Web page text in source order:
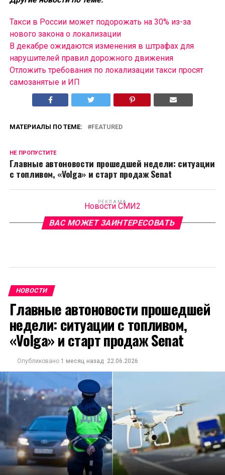
Такси в России может подорожать на 30% из-за
нового закона о локализации
В декабре ожидаются изменения в штрафах для
нарушителей правил дорожного движения
Отложить требования по локализации такси просят
самозанятые и ИП
МАТЕРИАЛЫ ПО ТЕМЕ: FEATURED
НЕ ПРОПУСТИТЕ
Главные автоновости прошедшей недели: ситуации
с топливом, «Volga» и старт продаж Senat
РЕКЛАМА
Новости СМИ2
ВАС МОЖЕТ ЗАИНТЕРЕСОВАТЬ
НОВОСТИ
Главные автоновости прошедшей
недели: ситуации с топливом,
«Volga» и старт продаж Senat
Опубликовано 1 месяц назад 22.06.2026